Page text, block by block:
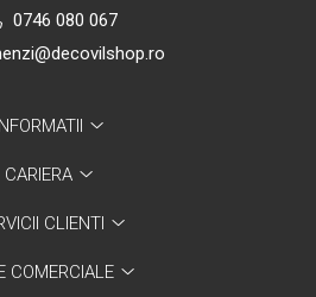
0746 080 067
CARIERA
CLIENTI
COMERCIALE